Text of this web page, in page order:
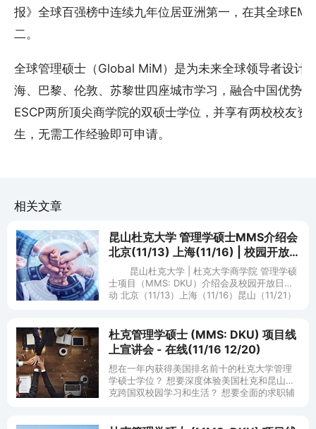
报》全球百强榜中连续九年位居亚洲第一，在其全球
二。
全球管理硕士（Global MiM）是为未来全球领导者设计
海、巴黎、伦敦、苏黎世四座城市学习，融合中国优势
ESCP两所顶尖商学院的双硕士学位，并享有两校校友
生，无需工作经验即可申请。
相关文章
昆山杜克大学 管理学硕士MMS介绍会
北京(11/13) 上海(11/16) | 校园开放
日活动 昆山(11/21)
士项目（MMS: DKU）介绍会及校园开放日活
动 北京（11/13）上海（11/16）昆山（11/21）
杜克管理学硕士 (MMS: DKU) 项目线
上宣讲会 - 在线(11/16 12/20)
想在一年内获得美国排名前十的杜克大学管理
学硕士学位？ 想要深度体验美国杜克和昆山杜
克跨国双校园学习和生活？ 想要全面的求职辅